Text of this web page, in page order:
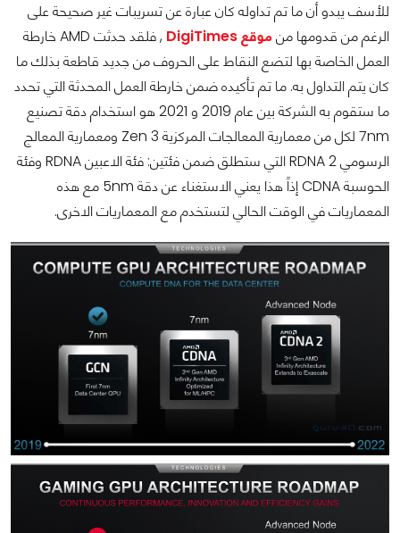
للأسف يبدو أن ما تم تداوله كان عبارة عن تسريبات غير صحيحة على
الرغم من قدومها من موقع DigiTimes
, فلقد حدثت AMD خارطة
العمل الخاصة بها لتضع النقاط على الحروف من جديد قاطعة بذلك ما
كان يتم التداول به. ما تم تأكيده ضمن خارطة العمل المحدثة التي تحدد
ما ستقوم به الشركة بين عام 2019 و 2021 هو استخدام دقة تصنيع
7nm لكل من معمارية المعالجات المركزية Zen 3 ومعمارية المعالج
الرسومي RDNA 2 التي ستطلق ضمن فئتين: فئة الاعبين RDNA وفئة
الحوسبة CDNA إذاً هذا يعني الاستغناء عن دقة 5nm مع هذه
المعماريات في الوقت الحالي لتستخدم مع المعماريات الاخرى.